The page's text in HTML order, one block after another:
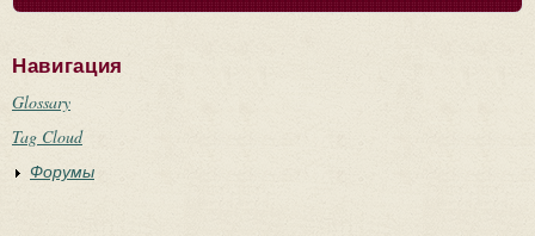
Навигация
Glossary
Tag Cloud
Форумы